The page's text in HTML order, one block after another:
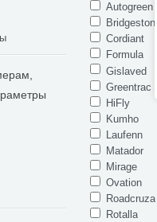
Autogreen
Cordiant
Formula
Gislaved
Greentrac
HiFly
Kumho
Laufenn
Matador
Mirage
Ovation
Roadcruza
Rotalla